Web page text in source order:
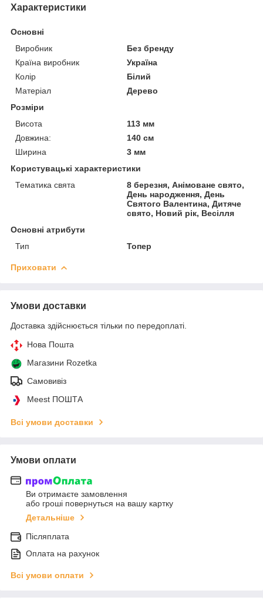
Характеристики
Основні
Виробник
Без бренду
Країна виробник
Україна
Колір
Білий
Матеріал
Дерево
Розміри
Висота
113 мм
Довжина:
140 см
Ширина
3 мм
Користувацькі характеристики
Тематика свята
8 березня, Анімоване свято,
День народження, День
Святого Валентина, Дитяче
свято, Новий рік, Весілля
Основні атрибути
Тип
Топер
Приховати
Умови доставки
Доставка здійснюється тільки по передоплаті.
Нова Пошта
Магазини Rozetka
Самовивіз
Meest ПОШТА
Всі умови доставки
Умови оплати
Ви отримаєте замовлення
або гроші повернуться на вашу картку
Детальніше
Післяплата
Оплата на рахунок
Всі умови оплати